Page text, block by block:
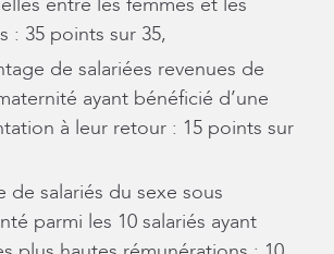
: 35 points sur 35,
de salariées revenues de
ayant bénéficié d’une
à leur retour : 15 points sur
de salariés du sexe sous
parmi les 10 salariés ayant